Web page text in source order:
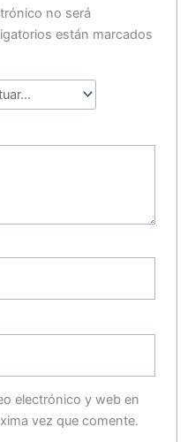
no será
están marcados
electrónico y web en
vez que comente.